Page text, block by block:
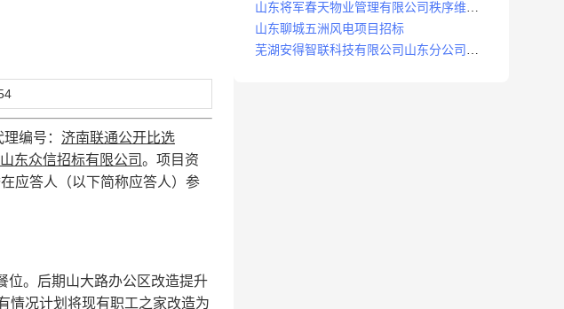
编号： 济南联通公开比选
山东众信招标有限公司。项目资
应答人（以下简称应答人）参
位。后期山大路办公区改造提升
情况计划将现有职工之家改造为
山东将军春天物业管理有限公司秩序维护
服务项目招标公告
山东聊城五洲风电项目招标
芜湖安得智联科技有限公司山东分公司济